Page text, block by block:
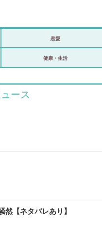
スポーツ
ショップ
恋愛
健康・生活
ース
【ネタバレあり】